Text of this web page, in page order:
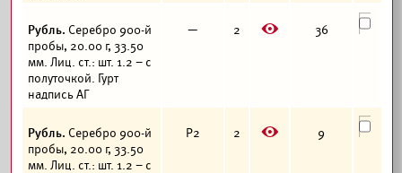
Рубль. Серебро 900-й
пробы, 20.00 г, 33.50
мм. Лиц. ст.: шт. 1.2 – с
полуточкой. Гурт
надпись АГ
— 2 E 36
Рубль. Серебро 900-й
пробы, 20.00 г, 33.50
мм. Лиц. ст.: шт. 1.2 – с
Р2 2 E 9